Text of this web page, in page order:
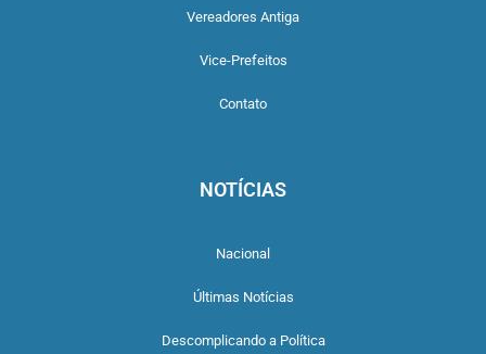
Vereadores Antiga
Vice-Prefeitos
Contato
NOTÍCIAS
Nacional
Últimas Notícias
Descomplicando a Política